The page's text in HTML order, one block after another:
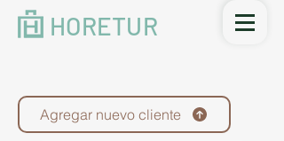
HORETUR
Agregar nuevo cliente